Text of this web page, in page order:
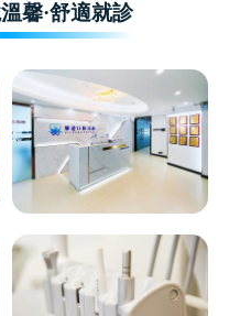
馨·舒適就診